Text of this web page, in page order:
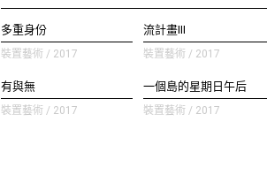
多重身份
裝置藝術 / 2017
流計畫III
裝置藝術 / 2017
有與無
裝置藝術 / 2017
一個島的星期日午后
裝置藝術 / 2017